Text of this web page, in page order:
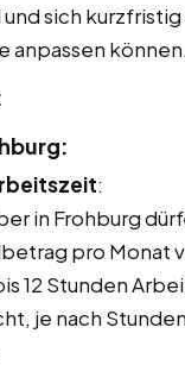
sich
anpassen können.
:
in Frohburg
pro Monat
12 Stunden
je nach